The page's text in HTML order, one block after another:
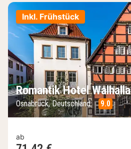
Inkl. Frühstück
Romantik Hotel Walhalla
Osnabrück, Deutschland 9.0
ab